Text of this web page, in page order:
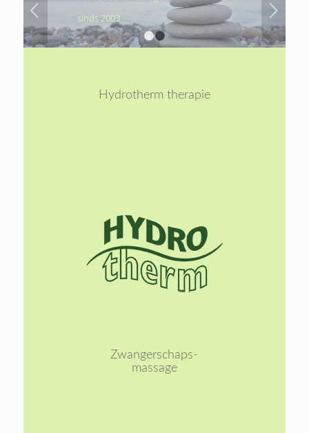
sinds 2003
Volgende
1 2
Hydrotherm therapie
Lees
meer
Zwangerschaps-
massage